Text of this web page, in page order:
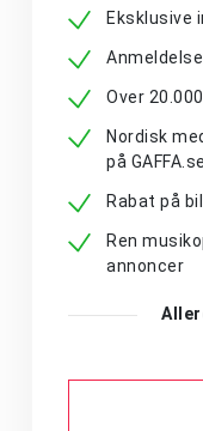
Eksklusive
Over
Nordisk
på
Rabat på
Ren
annoncer